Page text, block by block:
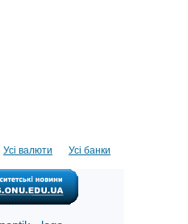
Усі банки
Усі валюти